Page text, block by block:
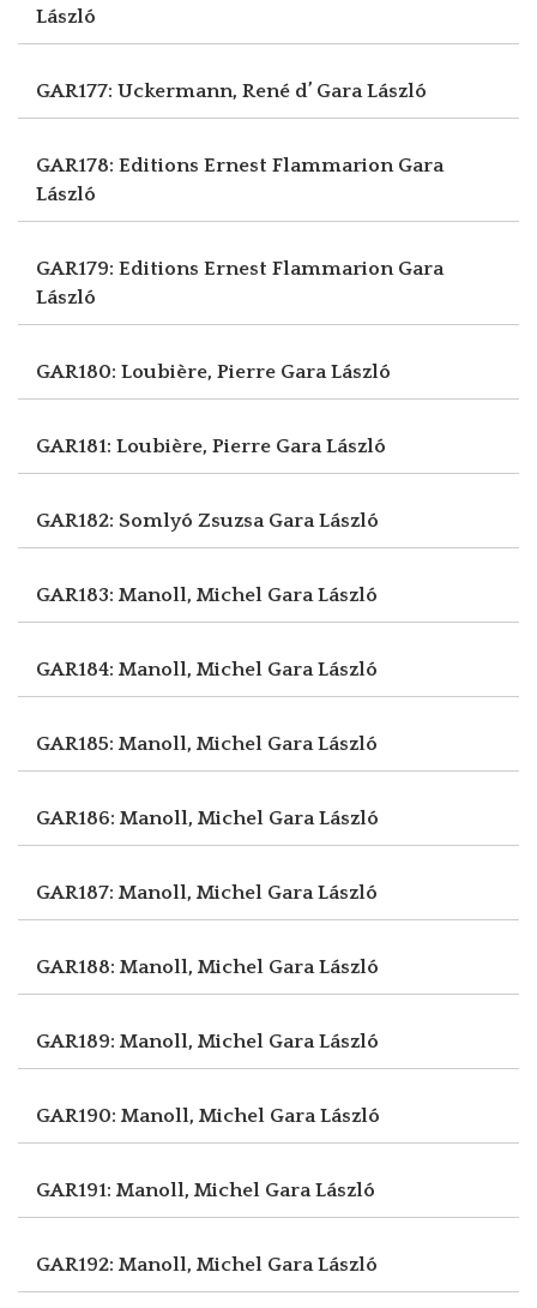
László
GAR177: Uckermann, René d’ Gara László
GAR178: Editions Ernest Flammarion Gara
László
GAR179: Editions Ernest Flammarion Gara
László
GAR180: Loubière, Pierre Gara László
GAR181: Loubière, Pierre Gara László
GAR182: Somlyó Zsuzsa Gara László
GAR183: Manoll, Michel Gara László
GAR184: Manoll, Michel Gara László
GAR185: Manoll, Michel Gara László
GAR186: Manoll, Michel Gara László
GAR187: Manoll, Michel Gara László
GAR188: Manoll, Michel Gara László
GAR189: Manoll, Michel Gara László
GAR190: Manoll, Michel Gara László
GAR191: Manoll, Michel Gara László
GAR192: Manoll, Michel Gara László